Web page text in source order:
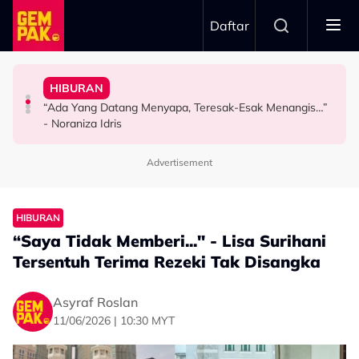
Skip to main content
Daftar
HIBURAN
Khairul Aming Raih Jualan Lebih RM2 Juta Dalam
Kurang Dua Minit
HIBURAN
“Ada Yang Datang Menyapa, Teresak-Esak Menangis…”
- Noraniza Idris
SELEBRITI
“Biarlah Mereka Yang Pilih” - Jinggo Nasihat Ibu Bapa
Jangan Terlalu Campuri Urusan Rumah Tangga Anak
SELEBRITI
Atta Halilintar Tegur Individu Perlekeh Orang Rakam
Pesawat Mendarat - “Boleh Jadi Itu Pengalaman
Advertisement
HIBURAN
“Saya Tidak Memberi..." - Lisa Surihani
Tersentuh Terima Rezeki Tak Disangka
Asyraf Roslan
11/06/2026 | 10:30 MYT